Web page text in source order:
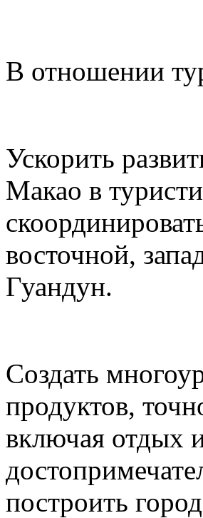
В отношении
Ускорить
Макао в
восточной,
Гуандун.
Создать
продуктов,
включая отдых
построить